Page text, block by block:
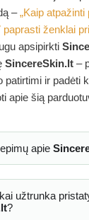
–„Kaip atpažinti
paprasti ženklai
apsipirkti
SincereSkin.lt –
patirtimi ir padėti
apie šią
apie
užtrunka
?